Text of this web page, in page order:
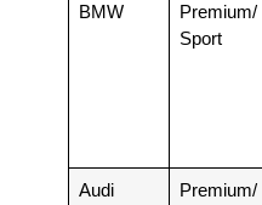
BMW
Premium/
Sport
Audi
Premium/